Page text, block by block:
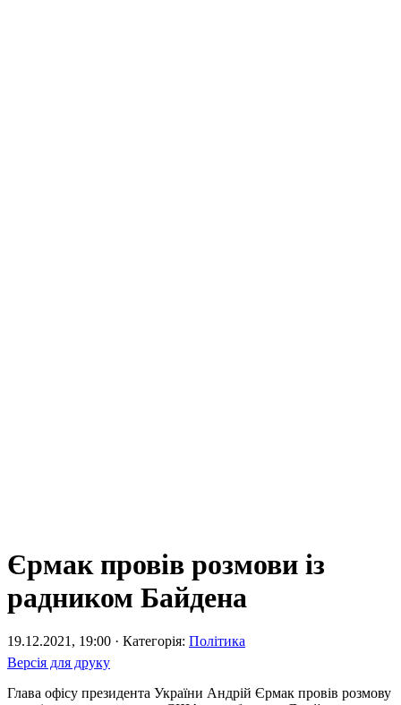
Єрмак провів розмови із
радником Байдена
19.12.2021, 19:00 · Категорія: Політика
Версія для друку
Глава офісу президента України Андрій Єрмак провів розмову